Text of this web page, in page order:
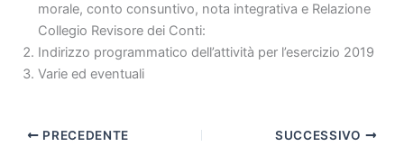
morale, conto consuntivo, nota integrativa e Relazione
Collegio Revisore dei Conti:
Indirizzo programmatico dell’attività per l’esercizio 2019
Varie ed eventuali
PRECEDENTE SUCCESSIVO